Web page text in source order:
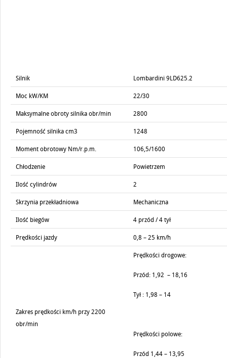
Silnik Lombardini 9LD625.2
Moc kW/KM 22/30
Maksymalne obroty silnika obr/min 2800
Pojemność silnika cm3 1248
Moment obrotowy Nm/r.p.m. 106,5/1600
Chłodzenie Powietrzem
Ilość cylindrów 2
Skrzynia przekładniowa Mechaniczna
Ilość biegów 4 przód / 4 tył
Prędkości jazdy 0,8 – 25 km/h
Zakres prędkości km/h przy 2200
obr/min
Prędkości drogowe:
Przód: 1,92 – 18,16
Tył : 1,98 – 14
Prędkości polowe:
Przód 1,44 – 13,95